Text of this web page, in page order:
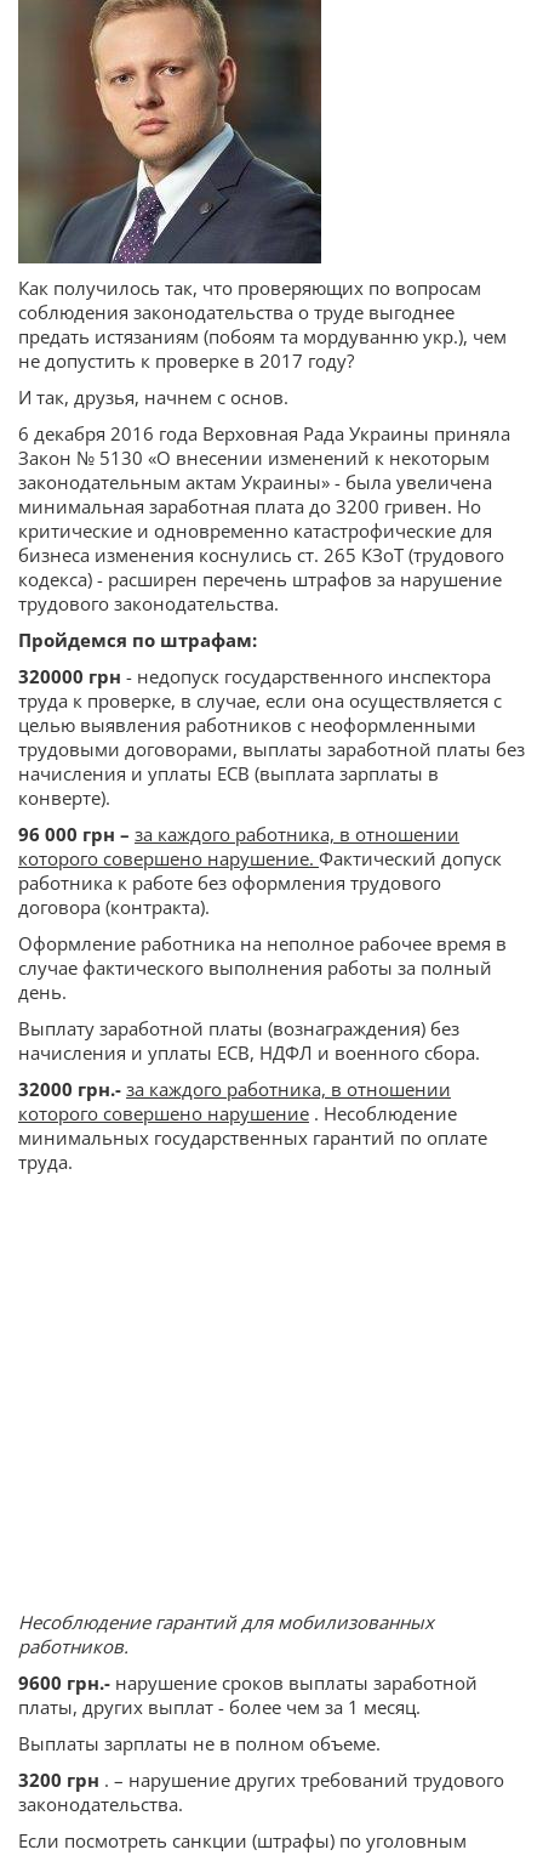
Как получилось так, что проверяющих по вопросам
соблюдения законодательства о труде выгоднее
предать истязаниям (побоям та мордуванню укр.), чем
не допустить к проверке в 2017 году?
И так, друзья, начнем с основ.
6 декабря 2016 года Верховная Рада Украины приняла
Закон № 5130 «О внесении изменений к некоторым
законодательным актам Украины» - была увеличена
минимальная заработная плата до 3200 гривен. Но
критические и одновременно катастрофические для
бизнеса изменения коснулись ст. 265 КЗоТ (трудового
кодекса) - расширен перечень штрафов за нарушение
трудового законодательства.
Пройдемся по штрафам:
320000 грн - недопуск государственного инспектора
труда к проверке, в случае, если она осуществляется с
целью выявления работников с неоформленными
трудовыми договорами, выплаты заработной платы без
начисления и уплаты ЕСВ (выплата зарплаты в
конверте).
96 000 грн – за каждого работника, в отношении
которого совершено нарушение. Фактический допуск
работника к работе без оформления трудового
договора (контракта).
Оформление работника на неполное рабочее время в
случае фактического выполнения работы за полный
день.
Выплату заработной платы (вознаграждения) без
начисления и уплаты ЕСВ, НДФЛ и военного сбора.
32000 грн.- за каждого работника, в отношении
которого совершено нарушение . Несоблюдение
минимальных государственных гарантий по оплате
труда.
Несоблюдение гарантий для мобилизованных
работников.
9600 грн.- нарушение сроков выплаты заработной
платы, других выплат - более чем за 1 месяц.
Выплаты зарплаты не в полном объеме.
3200 грн . – нарушение других требований трудового
законодательства.
Если посмотреть санкции (штрафы) по уголовным